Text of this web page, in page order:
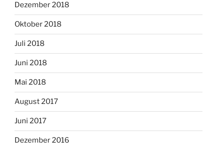
Dezember 2018
Oktober 2018
Juli 2018
Juni 2018
Mai 2018
August 2017
Juni 2017
Dezember 2016